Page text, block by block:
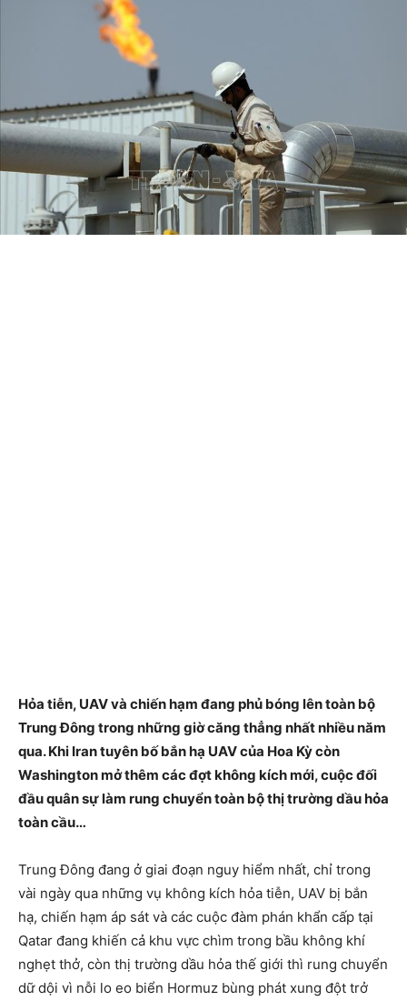
Hỏa tiễn, UAV và chiến hạm đang phủ bóng lên toàn bộ
Trung Đông trong những giờ căng thẳng nhất nhiều năm
qua. Khi Iran tuyên bố bắn hạ UAV của Hoa Kỳ còn
Washington mở thêm các đợt không kích mới, cuộc đối
đầu quân sự làm rung chuyển toàn bộ thị trường dầu hỏa
toàn cầu…
Trung Đông đang ở giai đoạn nguy hiểm nhất, chỉ trong
vài ngày qua những vụ không kích hỏa tiễn, UAV bị bắn
hạ, chiến hạm áp sát và các cuộc đàm phán khẩn cấp tại
Qatar đang khiến cả khu vực chìm trong bầu không khí
nghẹt thở, còn thị trường dầu hỏa thế giới thì rung chuyển
dữ dội vì nỗi lo eo biển Hormuz bùng phát xung đột trở